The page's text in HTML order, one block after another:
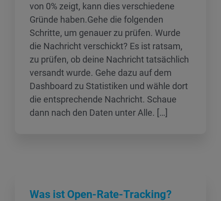
von 0% zeigt, kann dies verschiedene
Gründe haben.Gehe die folgenden
Schritte, um genauer zu prüfen. Wurde
die Nachricht verschickt? Es ist ratsam,
zu prüfen, ob deine Nachricht tatsächlich
versandt wurde. Gehe dazu auf dem
Dashboard zu Statistiken und wähle dort
die entsprechende Nachricht. Schaue
dann nach den Daten unter Alle. […]
Was ist Open-Rate-Tracking?